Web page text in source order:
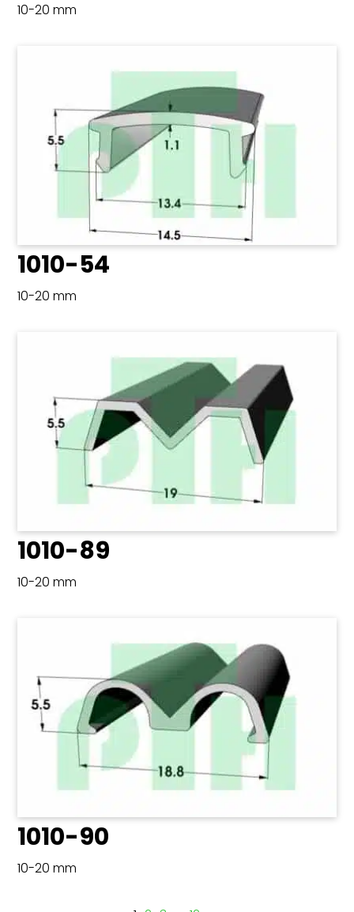
10-20 mm
1010-54
10-20 mm
1010-89
10-20 mm
1010-90
10-20 mm